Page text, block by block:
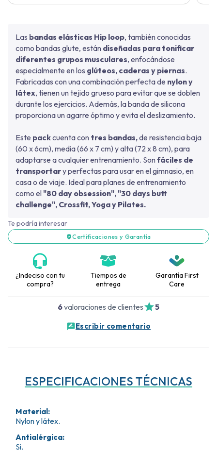
Las bandas elásticas Hip loop, también conocidas
como bandas glute, están diseñadas para tonificar
diferentes grupos musculares, enfocándose
especialmente en los glúteos, caderas y piernas.
Fabricadas con una combinación perfecta de nylon y
látex, tienen un tejido grueso para evitar que se doblen
durante los ejercicios. Además, la banda de silicona
proporciona un agarre óptimo y evita el deslizamiento.
Este packcuenta con tres bandas,de resistencia baja
(60 x 6cm), media (66 x 7 cm) y alta (72 x 8 cm), para
adaptarse a cualquier entrenamiento. Sonfáciles de
transportary perfectas para usar en el gimnasio, en
casa o de viaje. Ideal para planes de entrenamiento
como el "80 day obsession", "30 days butt
challenge", Crossfit, Yoga y Pilates.
Te podría interesar
Certificaciones y Garantía
¿Indeciso con tu
compra?
Tiempos de
entrega
Garantía First
Care
6valoraciones de clientes 5
Escribir comentario
ESPECIFICACIONES TÉCNICAS
Material:
Nylon y látex.
Antialérgica:
Si.